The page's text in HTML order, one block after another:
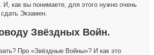
И, как вы понимаете, для этого нужно очень
Экзамен.
Звёздных Войн.
Про «Звёздные Войны»? И как это